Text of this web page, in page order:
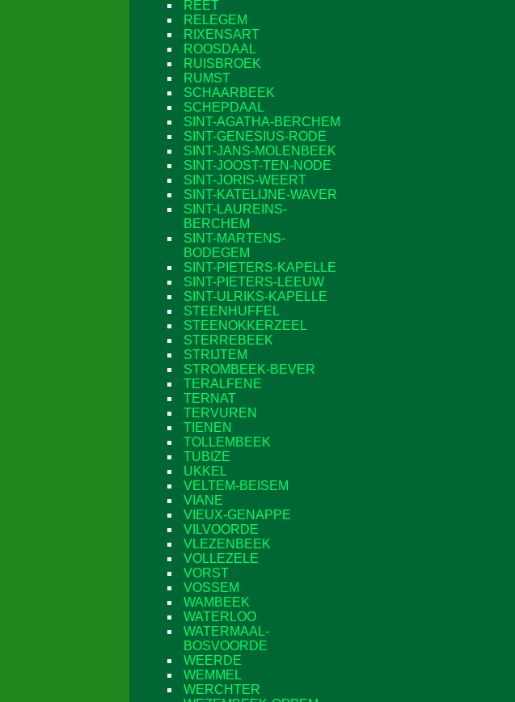
REET
RELEGEM
RIXENSART
ROOSDAAL
RUISBROEK
RUMST
SCHAARBEEK
SCHEPDAAL
SINT-AGATHA-BERCHEM
SINT-GENESIUS-RODE
SINT-JANS-MOLENBEEK
SINT-JOOST-TEN-NODE
SINT-JORIS-WEERT
SINT-KATELIJNE-WAVER
SINT-LAUREINS-
BERCHEM
SINT-MARTENS-
BODEGEM
SINT-PIETERS-KAPELLE
SINT-PIETERS-LEEUW
SINT-ULRIKS-KAPELLE
STEENHUFFEL
STEENOKKERZEEL
STERREBEEK
STRIJTEM
STROMBEEK-BEVER
TERALFENE
TERNAT
TERVUREN
TIENEN
TOLLEMBEEK
TUBIZE
UKKEL
VELTEM-BEISEM
VIANE
VIEUX-GENAPPE
VILVOORDE
VLEZENBEEK
VOLLEZELE
VORST
VOSSEM
WAMBEEK
WATERLOO
WATERMAAL-
BOSVOORDE
WEERDE
WEMMEL
WERCHTER